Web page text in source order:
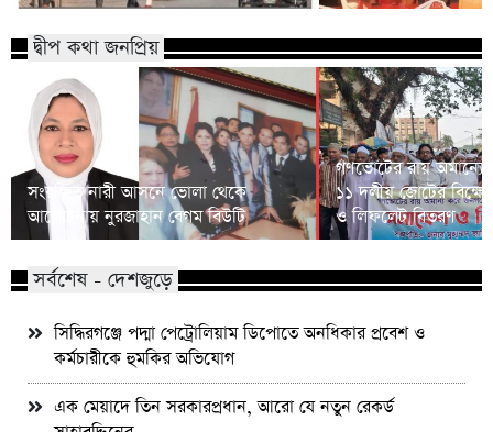
দ্বীপ কথা জনপ্রিয়
সংরক্ষিত নারী আসনে ভোলা থেকে
আলোচনায় নুরজাহান বেগম বিউটি
গণভোটের রায়
১১ দলীয় জোটের
ও লিফলেট বিতরণ
সর্বশেষ - দেশজুড়ে
সিদ্ধিরগঞ্জে পদ্মা পেট্রোলিয়াম ডিপোতে অনধিকার প্রবেশ ও
কর্মচারীকে হুমকির অভিযোগ
এক মেয়াদে তিন সরকারপ্রধান, আরো যে নতুন রেকর্ড